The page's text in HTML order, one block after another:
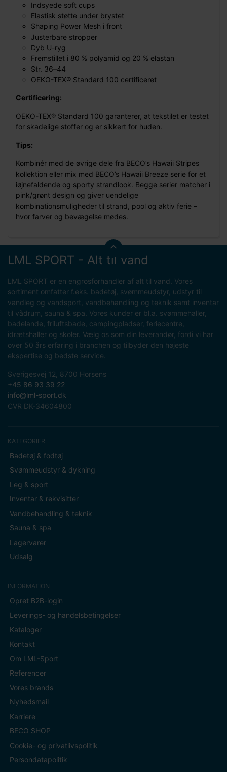
Indsyede soft cups
Elastisk støtte under brystet
Shaping Power Mesh i front
Justerbare stropper
Dyb U-ryg
Fremstillet i 80 % polyamid og 20 % elastan
Str. 36–44
OEKO-TEX® Standard 100 certificeret
Certificering:
OEKO-TEX® Standard 100 garanterer, at tekstilet er testet
for skadelige stoffer og er sikkert for huden.
Tips:
Kombinér med de øvrige dele fra BECO’s Hawaii Stripes
kollektion eller mix med BECO’s Hawaii Breeze serie for et
iøjnefaldende og sporty strandlook. Begge serier matcher i
pink/grønt design og giver uendelige
kombinationsmuligheder til strand, pool og aktiv ferie –
hvor farver og bevægelse mødes.
LML SPORT - Alt til vand
LML SPORT er en engrosforhandler af alt til vand. Vores
sortiment omfatter f.eks. badetøj, svømmeudstyr, udstyr til
vandleg og vandsport, vandbehandling og teknik samt inventar
til vådrum, sauna & spa. Vores kunder er bl.a. svømmehaller,
badelande, friluftsbade, campingpladser, feriecentre,
idrætshaller og skoler. Vælg os som din leverandør, fordi vi har
over 50 års erfaring i branchen og tilbyder den højeste
ekspertise og bedste service.
Sverigesvej 12, 8700 Horsens
+45 86 93 39 22
info@lml-sport.dk
CVR DK-34604800
KATEGORIER
Badetøj & fodtøj
Svømmeudstyr & dykning
Leg & sport
Inventar & rekvisitter
Vandbehandling & teknik
Sauna & spa
Lagervarer
Udsalg
INFORMATION
Opret B2B-login
Leverings- og handelsbetingelser
Kataloger
Kontakt
Om LML-Sport
Referencer
Vores brands
Nyhedsmail
Karriere
BECO SHOP
Cookie- og privatlivspolitik
Persondatapolitik